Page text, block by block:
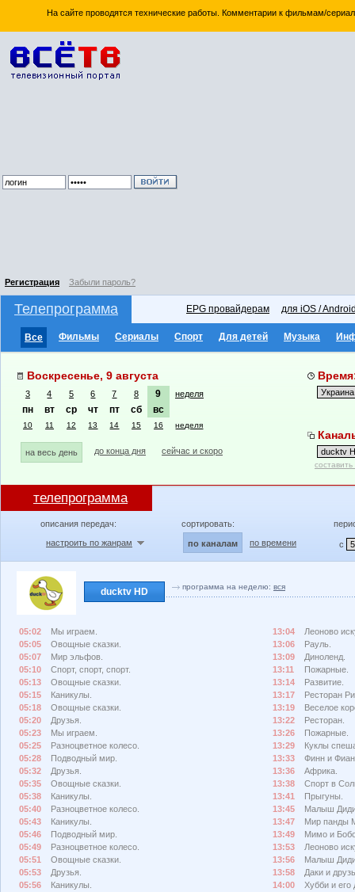
На сайте проводятся технические работы. Комментарии к фильмам/
Регистрация Забыли пароль?
Телепрограмма EPG провайдерам для iOS /
Все Фильмы Сериалы Спорт Для детей Музыка
Воскресенье, 9 августа
3 4 5 6 7 8 9 неделя
пн вт ср чт пт сб вс
10 11 12 13 14 15 16 неделя
на весь день до конца дня сейчас и скоро
телепрограмма
описания передач:
настроить по жанрам
сортировать:
по каналам по времени с
ducktv HD программа на неделю: вся
05:02
Мы играем.
05:05
Овощные сказки.
05:07
Мир эльфов.
05:10
Спорт, спорт, спорт.
05:13
Овощные сказки.
05:15
Каникулы.
05:18
Овощные сказки.
05:20
Друзья.
05:23
Мы играем.
05:25
Разноцветное колесо.
05:28
Подводный мир.
05:32
Друзья.
05:35
Овощные сказки.
05:38
Каникулы.
05:40
Разноцветное колесо.
05:43
Каникулы.
05:46
Подводный мир.
05:49
Разноцветное колесо.
05:51
Овощные сказки.
05:53
Друзья.
05:56
Каникулы.
13:04
Леоново
13:06
Рауль.
13:09
Диноленд.
13:11
Пожарные.
13:14
Развитие.
13:17
Ресторан
13:19
Веселое
13:22
Ресторан.
13:26
Пожарные.
13:29
Куклы
13:33
Финн и
13:36
Африка.
13:38
Спорт в
13:41
Прыгуны.
13:45
Малыш
13:47
Мир панды
13:49
Мимо и
13:53
Леоново
13:56
Малыш
13:58
Даки и
14:00
Хубби и его